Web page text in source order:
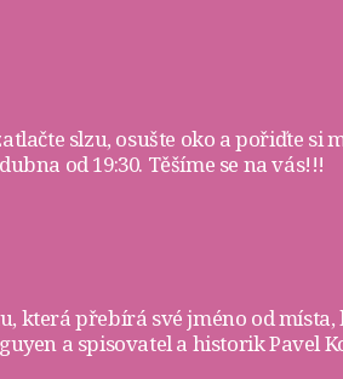
slzu, osušte oko a pořiďte si
od 19:30. Těšíme se na vás!!!
, která přebírá své jméno od
a spisovatel a historik Pavel